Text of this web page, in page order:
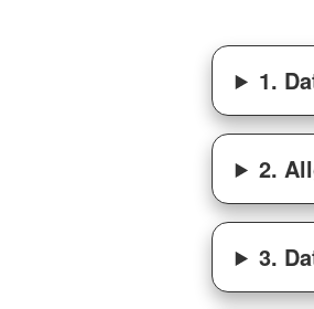
1.
2.
3.